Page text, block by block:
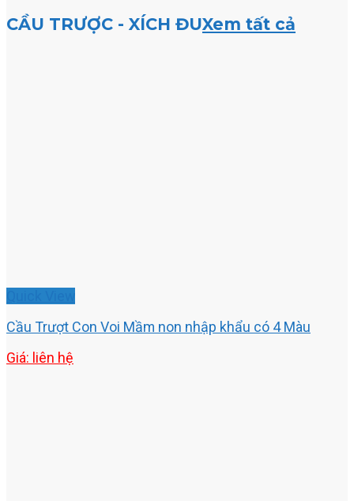
CẦU TRƯỢC - XÍCH ĐUXem tất cả
Cầu Trượt Con Voi Mầm non nhập khẩu có 4 Màu
Giá: liên hệ